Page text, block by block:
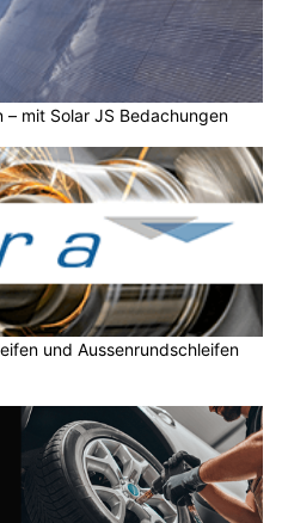
mit Solar JS Bedachungen
und Aussenrundschleifen